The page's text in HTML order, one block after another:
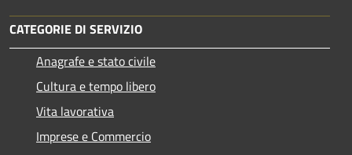
CATEGORIE DI SERVIZIO
Anagrafe e stato civile
Cultura e tempo libero
Vita lavorativa
Imprese e Commercio